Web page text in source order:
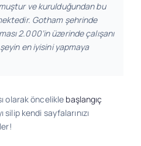
ve kurulduğundan bu
Gotham şehrinde
2.000’in üzerinde çalışanı
en iyisini yapmaya
olarak öncelikle başlangıç
kendi sayfalarınızı